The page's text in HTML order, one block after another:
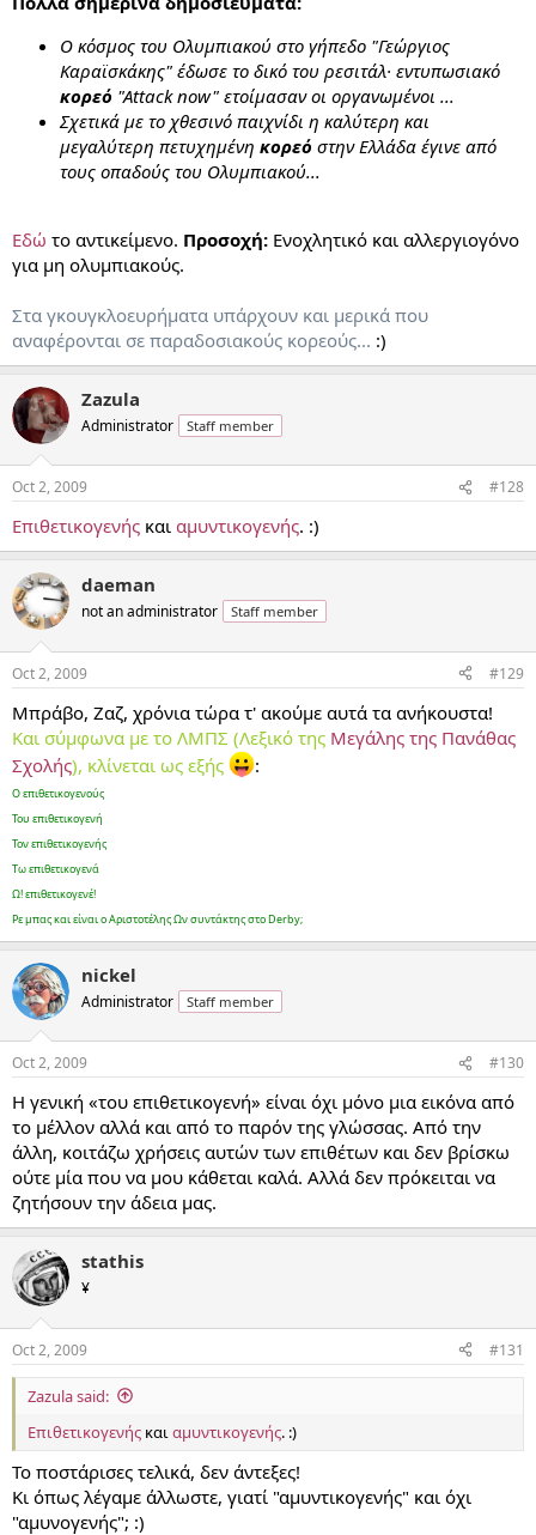
O κόσμος του Ολυμπιακού στο γήπεδο "Γεώργιος
Καραϊσκάκης" έδωσε το δικό του ρεσιτάλ· εντυπωσιακό
κορεό "Αttack now" ετοίμασαν οι οργανωμένοι ...
Σχετικά με το χθεσινό παιχνίδι η καλύτερη και
μεγαλύτερη πετυχημένη κορεό στην Ελλάδα έγινε από
τους οπαδούς του Ολυμπιακού...
Εδώ το αντικείμενο. Προσοχή: Ενοχλητικό και αλλεργιογόνο
για μη ολυμπιακούς.
Στα γκουγκλοευρήματα υπάρχουν και μερικά που
αναφέρονται σε παραδοσιακούς κορεούς... :)
Zazula
Administrator Staff member
Oct 2, 2009 #128
Επιθετικογενής και αμυντικογενής. :)
daeman
not an administrator Staff member
Oct 2, 2009 #129
Μπράβο, Ζαζ, χρόνια τώρα τ' ακούμε αυτά τα ανήκουστα!
Και σύμφωνα με το ΛΜΠΣ (Λεξικό της Μεγάλης της Πανάθας
Σχολής), κλίνεται ως εξής :
Ο επιθετικογενούς
Του επιθετικογενή
Τον επιθετικογενής
Τω επιθετικογενά
Ω! επιθετικογενέ!
Ρε μπας και είναι ο Αριστοτέλης Ων συντάκτης στο Derby;
nickel
Administrator Staff member
Oct 2, 2009 #130
Η γενική «του επιθετικογενή» είναι όχι μόνο μια εικόνα από
το μέλλον αλλά και από το παρόν της γλώσσας. Από την
άλλη, κοιτάζω χρήσεις αυτών των επιθέτων και δεν βρίσκω
ούτε μία που να μου κάθεται καλά. Αλλά δεν πρόκειται να
ζητήσουν την άδεια μας.
stathis
¥
Oct 2, 2009 #131
Zazula said:
Επιθετικογενής και αμυντικογενής. :)
Το ποστάρισες τελικά, δεν άντεξες!
Κι όπως λέγαμε άλλωστε, γιατί "αμυντικογενής" και όχι
"αμυνογενής"; :)